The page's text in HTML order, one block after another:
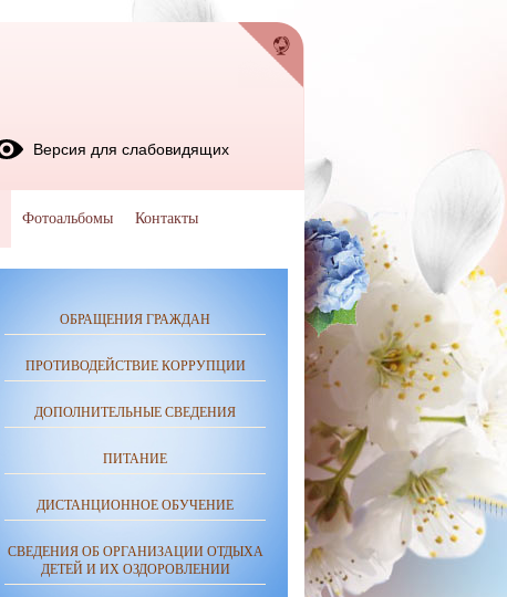
ОБРАЩЕНИЯ ГРАЖДАН
ПРОТИВОДЕЙСТВИЕ КОРРУПЦИИ
ДОПОЛНИТЕЛЬНЫЕ СВЕДЕНИЯ
ПИТАНИЕ
ДИСТАНЦИОННОЕ ОБУЧЕНИЕ
СВЕДЕНИЯ ОБ ОРГАНИЗАЦИИ ОТДЫХА
ДЕТЕЙ И ИХ ОЗДОРОВЛЕНИИ
Версия для слабовидящих
Фотоальбомы Контакты